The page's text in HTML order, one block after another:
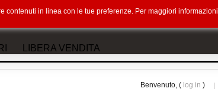
LIBERA VENDITA
Benvenuto, ( log in )
contenuti in linea con le tue preferenze. Per maggiori informazioni